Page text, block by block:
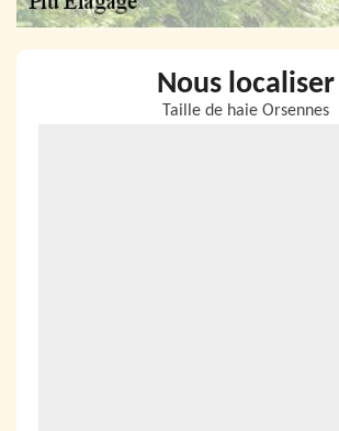
Nous localiser
Taille de haie Orsennes